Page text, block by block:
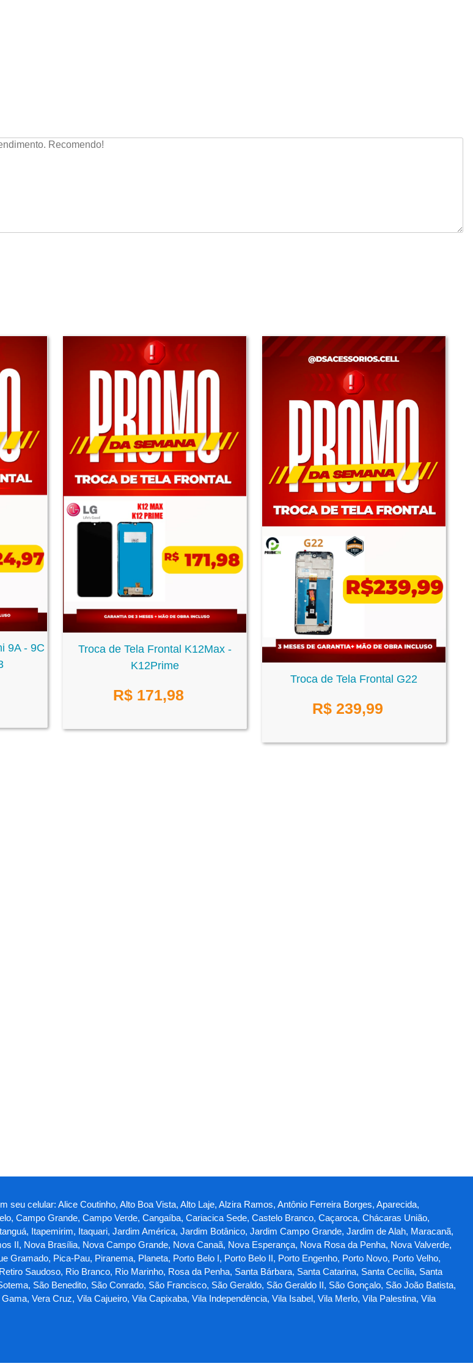
9A - 9C
Troca de Tela Frontal K12Max -
K12Prime
R$ 171,98
Troca de Tela Frontal G22
R$ 239,99
celular: Alice Coutinho, Alto Boa Vista, Alto Laje, Alzira Ramos, Antônio Ferreira Borges, Aparecida,
Campo Grande, Campo Verde, Cangaíba, Cariacica Sede, Castelo Branco, Caçaroca, Chácaras União,
Itapemirim, Itaquari, Jardim América, Jardim Botânico, Jardim Campo Grande, Jardim de Alah, Maracanã,
II, Nova Brasília, Nova Campo Grande, Nova Canaã, Nova Esperança, Nova Rosa da Penha, Nova Valverde,
Pica-Pau, Piranema, Planeta, Porto Belo I, Porto Belo II, Porto Engenho, Porto Novo, Porto Velho,
Saudoso, Rio Branco, Rio Marinho, Rosa da Penha, Santa Bárbara, Santa Catarina, Santa Cecília, Santa
São Benedito, São Conrado, São Francisco, São Geraldo, São Geraldo II, São Gonçalo, São João Batista,
Vera Cruz, Vila Cajueiro, Vila Capixaba, Vila Independência, Vila Isabel, Vila Merlo, Vila Palestina, Vila